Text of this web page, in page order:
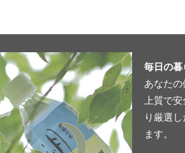
毎日の
あなたの
上質で
り厳選
ます。